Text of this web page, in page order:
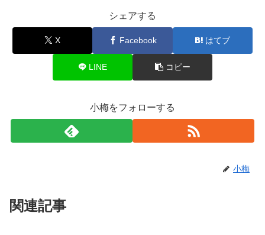
シェアする
X Facebook はてブ
LINE コピー
小梅をフォローする
小梅
関連記事